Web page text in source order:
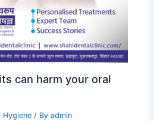
can harm your oral
Hygiene / Byadmin